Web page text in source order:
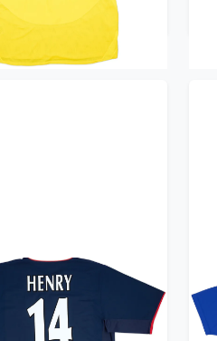
Arsenal Away Shirt
#14 - 10/10 - (XL)
· ca. €496